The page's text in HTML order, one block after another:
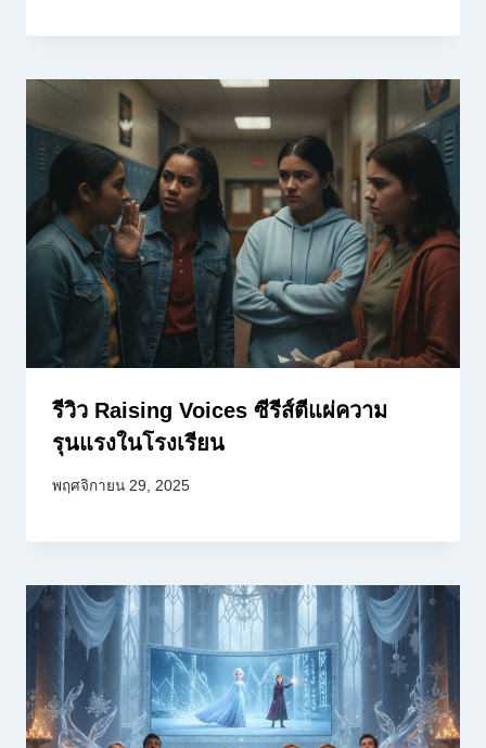
รีวิว Raising Voices ซีรีส์ตีแผ่ความ
รุนแรงในโรงเรียน
พฤศจิกายน 29, 2025